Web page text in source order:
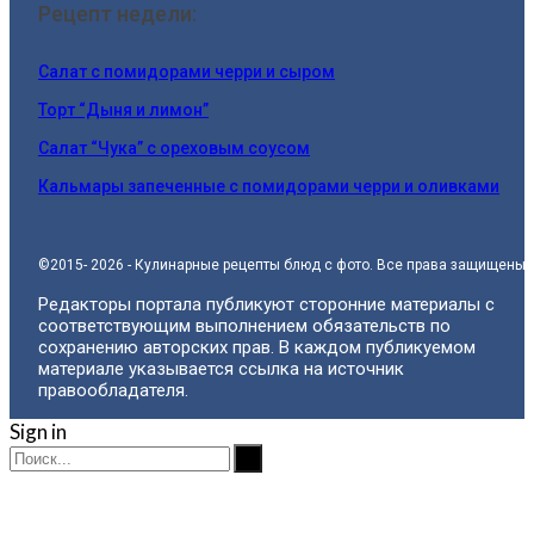
Рецепт недели:
Салат с помидорами черри и сыром
Торт “Дыня и лимон”
Салат “Чука” с ореховым соусом
Кальмары запеченные с помидорами черри и оливками
©2015- 2026 - Кулинарные рецепты блюд с фото. Все права защищены.
Редакторы портала публикуют сторонние материалы с
соответствующим выполнением обязательств по
сохранению авторских прав. В каждом публикуемом
материале указывается ссылка на источник
правообладателя.
Sign in